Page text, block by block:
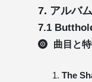
7. アルバ
7.1
曲目と
The